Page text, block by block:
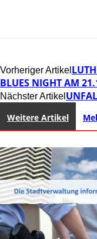
Vorheriger Artikel
BLUES NIGHT AM
Nächster Artikel
Weitere Artikel